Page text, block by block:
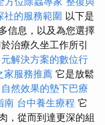
社的服務範圍 以下是
信息，以及為您選擇
治療久坐工作所引
解決方案的數位行
家服務推薦 它是放鬆
自然效果的墊下巴療
南 台中養生療程 它
，從而到達更深的組